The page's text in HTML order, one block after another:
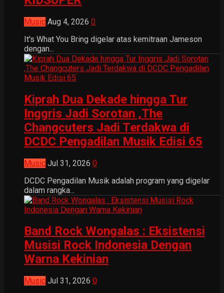
Music Aug 4, 2026 0
It's What You Bring digelar atas kemitraan Jameson
dengan...
Kiprah Dua Dekade hingga Tur
Inggris Jadi Sorotan ,The
Changcuters Jadi Terdakwa di
DCDC Pengadilan Musik Edisi 65
Music Jul 31, 2026 0
DCDC Pengadilan Musik adalah program yang digelar
dalam rangka...
Band Rock Wongalas : Eksistensi
Musisi Rock Indonesia Dengan
Warna Kekinian
Music Jul 31, 2026 0